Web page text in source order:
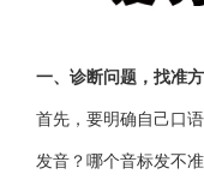
一、诊断问题，找准方
首先，要明确自己口语
发音？哪个音标发不